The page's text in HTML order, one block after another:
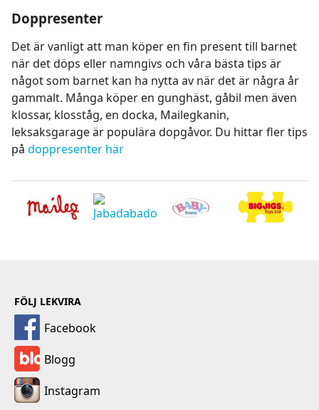
Doppresenter
Det är vanligt att man köper en fin present till barnet
när det döps eller namngivs och våra bästa tips är
något som barnet kan ha nytta av när det är några år
gammalt. Många köper en gunghäst, gåbil men även
klossar, klosståg, en docka, Mailegkanin,
leksaksgarage är populära dopgåvor. Du hittar fler tips
på doppresenter här
FÖLJ LEKVIRA
Facebook
Blogg
Instagram